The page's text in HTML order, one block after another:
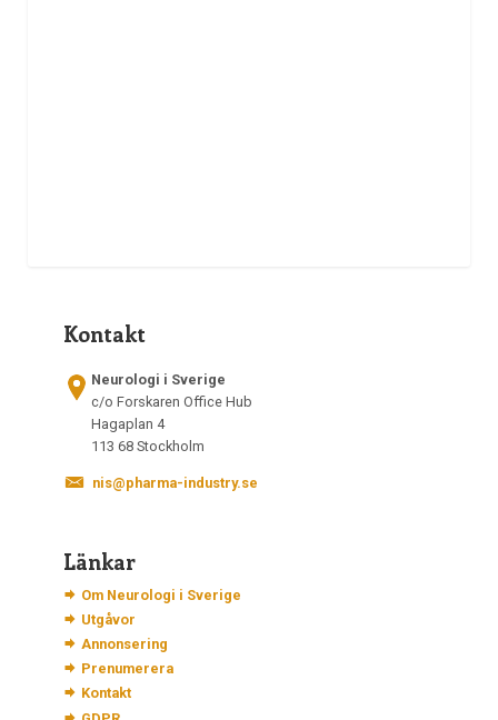
Kontakt
Neurologi i Sverige
c/o Forskaren Office Hub
Hagaplan 4
113 68 Stockholm
nis@pharma-industry.se
Länkar
Om Neurologi i Sverige
Utgåvor
Annonsering
Prenumerera
Kontakt